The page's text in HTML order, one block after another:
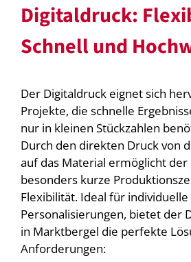
Digitaldruck:
Schnell und
Der Digitaldruck eignet sich
Projekte, die schnelle
nur in kleinen Stückzahlen
Durch den direkten Druck von
auf das Material ermöglicht
besonders kurze
Flexibilität. Ideal für
Personalisierungen, bietet der
in Marktbergel die perfekte
Anforderungen: